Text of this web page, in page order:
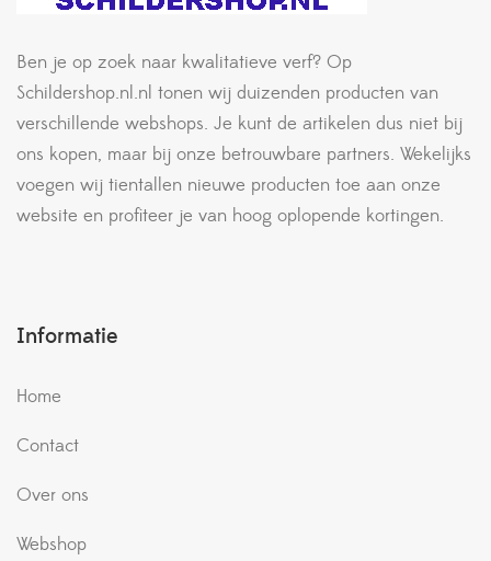
Ben je op zoek naar kwalitatieve verf? Op
Schildershop.nl.nl tonen wij duizenden producten van
verschillende webshops. Je kunt de artikelen dus niet bij
ons kopen, maar bij onze betrouwbare partners. Wekelijks
voegen wij tientallen nieuwe producten toe aan onze
website en profiteer je van hoog oplopende kortingen.
Informatie
Home
Contact
Over ons
Webshop